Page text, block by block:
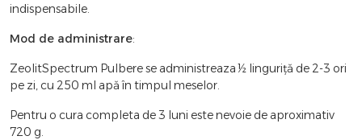
indispensabile.
Mod de administrare:
ZeolitSpectrum Pulbere se administreaza ½ linguriță de 2-3 ori
pe zi, cu 250 ml apă în timpul meselor.
Pentru o cura completa de 3 luni este nevoie de aproximativ
720 g.